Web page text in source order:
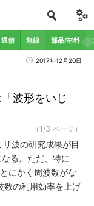
通信 無線 部品/材料
2017年12月20日
波形をいじ
（1/3 ページ）
波の研究成果が目
る。ただ、特に
にかく周波数がな
数の利用効率を上げ